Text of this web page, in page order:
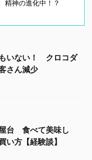
精神の進化中！？
いない！ クロコダ
さん減少
台 食べて美味し
方【経験談】